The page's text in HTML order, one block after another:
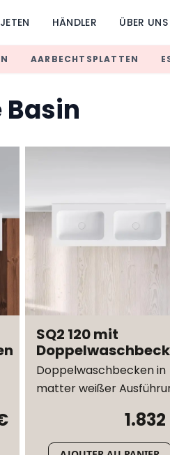
HÄNDLER ÜBER UNS
AARBECHTSPLATTEN
SQ2 120 mit
Doppelwaschbecken in
matter weißer